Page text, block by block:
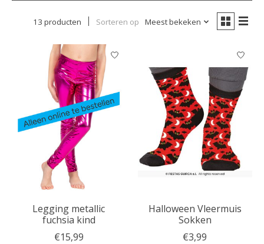
13 producten Sorteren op Meest bekeken
Legging metallic
fuchsia kind
€15,99
Halloween Vleermuis
Sokken
€3,99